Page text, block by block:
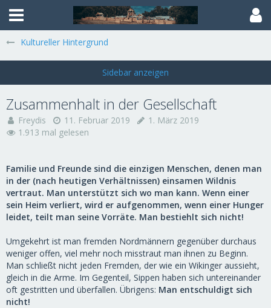
Kultureller Hintergrund
Zusammenhalt in der Gesellschaft
Freydis 11. Februar 2019
1. März 2019
1.913 mal gelesen
Familie und Freunde sind die einzigen Menschen, denen man
in der (nach heutigen Verhältnissen) einsamen Wildnis
vertraut. Man unterstützt sich wo man kann. Wenn einer
sein Heim verliert, wird er aufgenommen, wenn einer Hunger
leidet, teilt man seine Vorräte. Man bestiehlt sich nicht!
Umgekehrt ist man fremden Nordmännern gegenüber durchaus
weniger offen, viel mehr noch misstraut man ihnen zu Beginn.
Man schließt nicht jeden Fremden, der wie ein Wikinger aussieht,
gleich in die Arme. Im Gegenteil, Sippen haben sich untereinander
oft gestritten und überfallen. Übrigens: Man entschuldigt sich
nicht!